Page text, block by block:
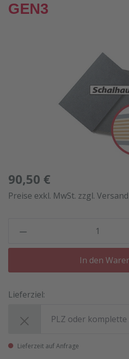
GEN3
Bildergalerie überspringen
90,50 €
Preise exkl. MwSt. zzgl.
In den
Lieferziel:
Lieferzeit auf Anfrage